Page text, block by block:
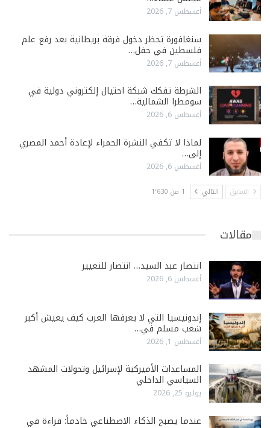
أغسطس 7, 2026
سنغافورة تحظر دخول فرقة بريطانية بعد رفع علم
فلسطين في حفل…
أغسطس 7, 2026
الشرطة تفكك شبكة احتيال إلكتروني دولية في
سومطرا الشمالية…
أغسطس 6, 2026
لماذا لا تكفي النشرة الحمراء لإعادة أحمد المصري
إلى…
أغسطس 6, 2026
السابق التالي 1 من 1٬630
مقالات
انتصار عبد السيد… انتصار للتغيير
أغسطس 6, 2026
إندونيسيا التي لا يعرفها العرب كيف يعيش أكبر
شعب مسلم في…
أغسطس 1, 2026
المساعدات الأميركية لإسرائيل وتحولات المشهد
السياسي الداخلي
يوليو 25, 2026
عندما يصبح الذكاء الاصطناعي خادماً: قراءة في